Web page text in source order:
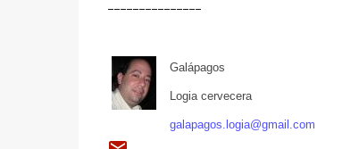
---------------
Galápagos
Logia cervecera
galapagos.logia@gmail.com